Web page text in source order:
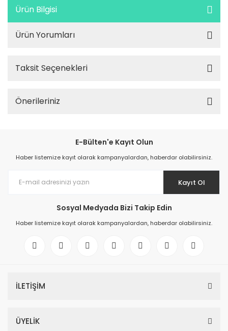
Ürün Bilgisi
Ürün Yorumları
Taksit Seçenekleri
Önerileriniz
E-Bülten'e Kayıt Olun
Haber listemize kayıt olarak kampanyalardan, haberdar olabilirsiniz.
Kayıt Ol
Sosyal Medyada Bizi Takip Edin
Haber listemize kayıt olarak kampanyalardan, haberdar olabilirsiniz.
İLETİŞİM
ÜYELİK